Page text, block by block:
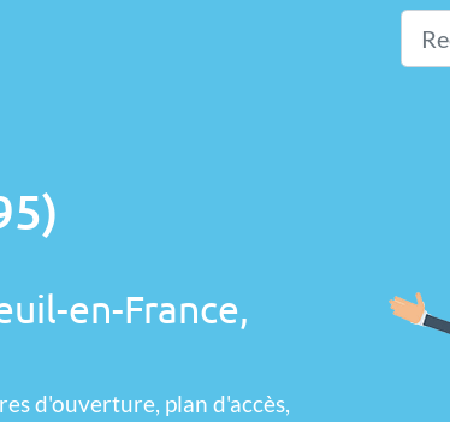
en-France,
d'ouverture, plan d'accès,